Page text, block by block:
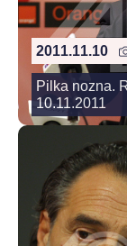
2011.11.10
Pilka nozna.
10.11.2011